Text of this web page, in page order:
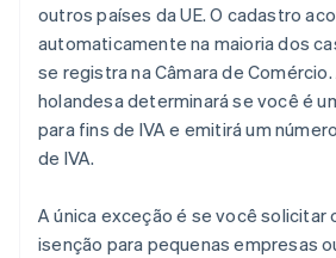
outros países da UE. O cadastro
automaticamente na maioria dos
se registra na Câmara de
holandesa determinará se você é
para fins de IVA e emitirá um
de IVA.
A única exceção é se você solicitar
isenção para pequenas empresas